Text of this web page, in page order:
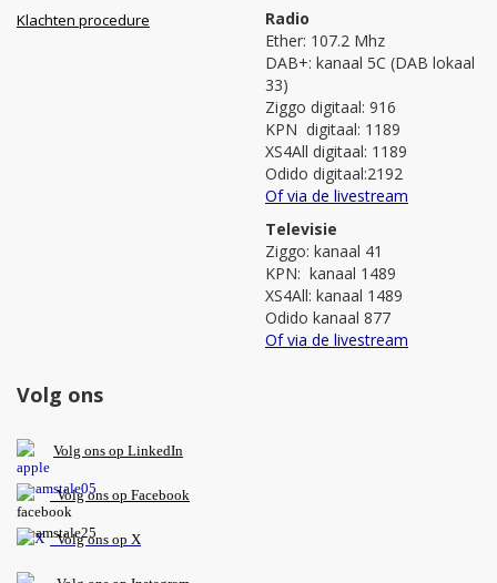
Klachten procedure
Radio
Ether: 107.2 Mhz
DAB+: kanaal 5C (DAB lokaal
33)
Ziggo digitaal: 916
KPN digitaal: 1189
XS4All digitaal: 1189
Odido digitaal:2192
Of via de livestream
Televisie
Ziggo: kanaal 41
KPN: kanaal 1489
XS4All: kanaal 1489
Odido kanaal 877
Of via de livestream
Volg ons
Volg ons op LinkedIn
Volg ons op Facebook
Volg ons op X